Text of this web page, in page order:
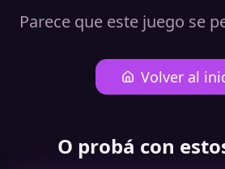
Parece que este juego se
Volver al
O probá con